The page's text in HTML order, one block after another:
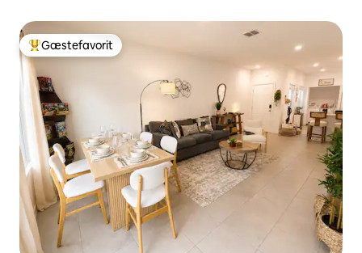
Bedste gæstefavorit
Gæstefavorit